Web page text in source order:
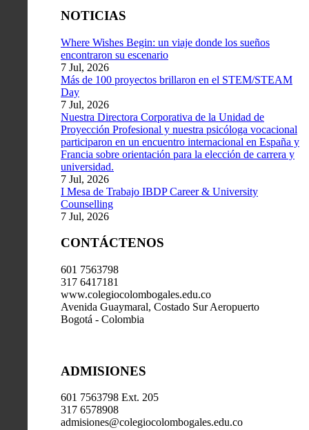
NOTICIAS
Where Wishes Begin: un viaje donde los sueños
encontraron su escenario
7 Jul, 2026
Más de 100 proyectos brillaron en el STEM/STEAM
Day
7 Jul, 2026
Nuestra Directora Corporativa de la Unidad de
Proyección Profesional y nuestra psicóloga vocacional
participaron en un encuentro internacional en España y
Francia sobre orientación para la elección de carrera y
universidad.
7 Jul, 2026
I Mesa de Trabajo IBDP Career & University
Counselling
7 Jul, 2026
CONTÁCTENOS
601 7563798
317 6417181
www.colegiocolombogales.edu.co
Avenida Guaymaral, Costado Sur Aeropuerto
Bogotá - Colombia
ADMISIONES
601 7563798 Ext. 205
317 6578908
admisiones@colegiocolombogales.edu.co